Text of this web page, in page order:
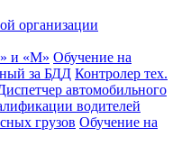
организации
и «M» Обучение на
за БДД Контролер тех.
автомобильного
водителей
грузов Обучение на